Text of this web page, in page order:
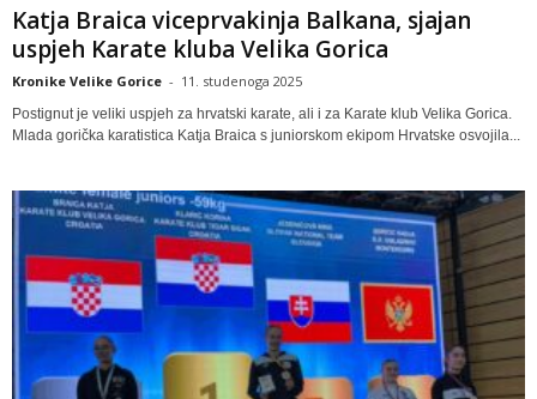
Katja Braica viceprvakinja Balkana, sjajan
uspjeh Karate kluba Velika Gorica
Kronike Velike Gorice - 11. studenoga 2025
Postignut je veliki uspjeh za hrvatski karate, ali i za Karate klub Velika Gorica.
Mlada gorička karatistica Katja Braica s juniorskom ekipom Hrvatske osvojila...